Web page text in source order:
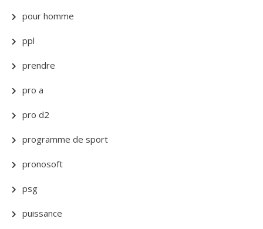
pour homme
ppl
prendre
pro a
pro d2
programme de sport
pronosoft
psg
puissance